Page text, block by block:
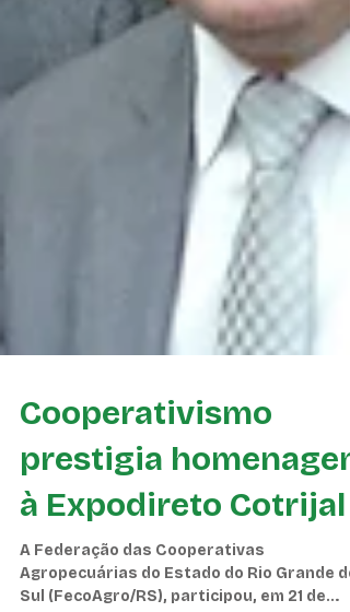
Cooperativismo
prestigia homenagem
à Expodireto Cotrijal
A Federação das Cooperativas